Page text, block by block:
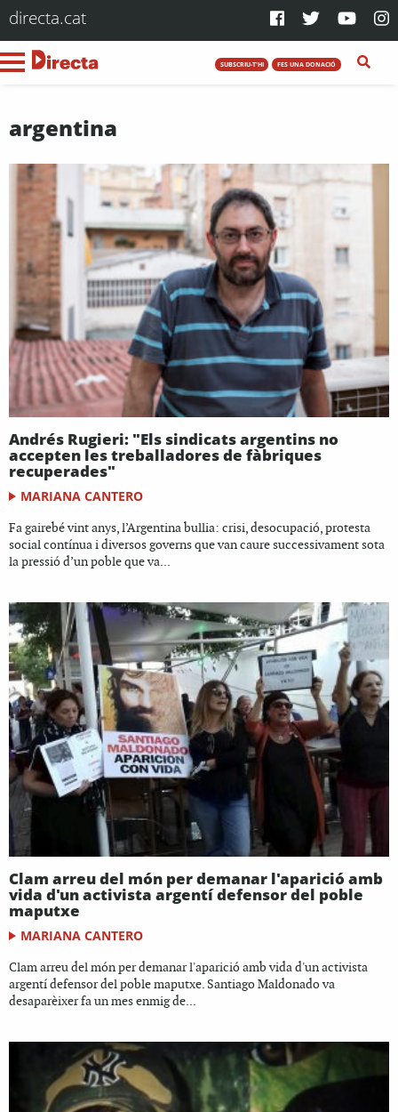
directa.cat
SUBSCRIU-T'HI FES UNA DONACIÓ
argentina
Andrés Rugieri: "Els sindicats argentins no
accepten les treballadores de fàbriques
recuperades"
MARIANA CANTERO
Fa gairebé vint anys, l’Argentina bullia: crisi, desocupació, protesta
social contínua i diversos governs que van caure successivament sota
la pressió d’un poble que va...
Clam arreu del món per demanar l'aparició amb
vida d'un activista argentí defensor del poble
maputxe
MARIANA CANTERO
Clam arreu del món per demanar l'aparició amb vida d'un activista
argentí defensor del poble maputxe. Santiago Maldonado va
desaparèixer fa un mes enmig de...